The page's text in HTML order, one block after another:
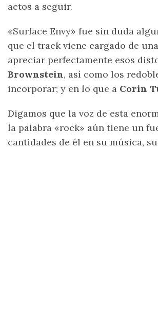
actos a seguir.
«Surface Envy» fue sin duda
que el track viene cargado de
apreciar perfectamente esos
Brownstein, así como los
incorporar; y en lo que a Corin
Digamos que la voz de esta
la palabra «rock» aún tiene un
cantidades de él en su música,